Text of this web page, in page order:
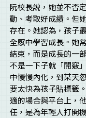
阮校長說，她並不否
動、考取好成績。但
存在。她認為，孩子
全感中學習成長。她
結束，而是成長的一
不是一下子就「開竅
中慢慢內化，到某天
要太快為孩子貼標籤
適的場合與平台上，
任，是為年輕人打開